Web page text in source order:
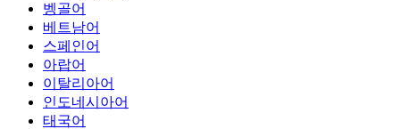
벵골어
베트남어
스페인어
아랍어
이탈리아어
인도네시아어
태국어